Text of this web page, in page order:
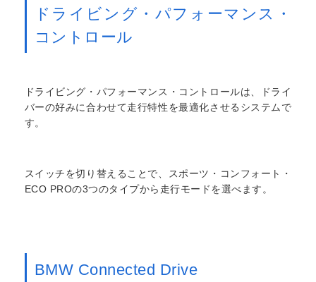
ドライビング・パフォーマンス・
コントロール
ドライビング・パフォーマンス・コントロールは、ドライ
バーの好みに合わせて走行特性を最適化させるシステムで
す。
スイッチを切り替えることで、スポーツ・コンフォート・
ECO PROの3つのタイプから走行モードを選べます。
BMW Connected Drive